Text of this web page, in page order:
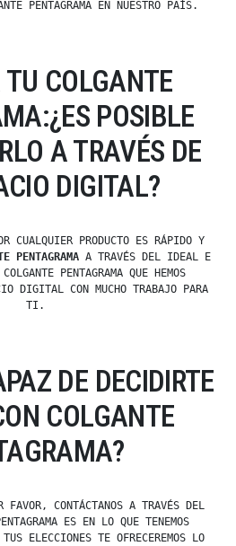
PENTAGRAMA EN NUESTRO PAÍS.
COLGANTE
POSIBLE
A TRAVÉS DE
DIGITAL?
CUALQUIER PRODUCTO ES RÁPIDO Y
PENTAGRAMA A TRAVÉS DEL IDEAL E
PENTAGRAMA QUE HEMOS
DIGITAL CON MUCHO TRABAJO PARA
TI.
DE DECIDIRTE
COLGANTE
FAVOR, CONTÁCTANOS A TRAVÉS DEL
ES EN LO QUE TENEMOS
ELECCIONES TE OFRECEREMOS LO